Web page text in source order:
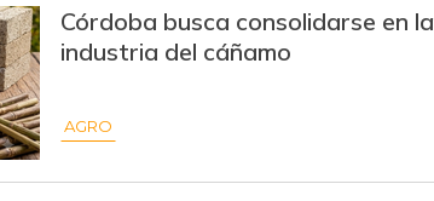
Córdoba busca consolidarse en la
industria del cáñamo
AGRO